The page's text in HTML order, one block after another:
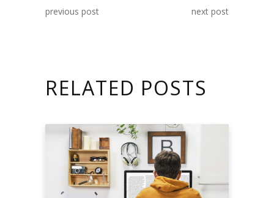
previous post next post
RELATED POSTS